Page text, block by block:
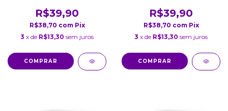
R$39,90
R$38,70 com Pix
3 x de R$13,30 sem juros
COMPRAR
R$39,90
R$38,70 com Pix
3 x de R$13,30 sem juros
COMPRAR